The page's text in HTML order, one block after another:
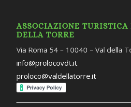
ASSOCIAZIONE TURISTICA
DELLA TORRE
Via Roma 54 – 10040 – Val della
info@prolocovdt.it
proloco@valdellatorre.it